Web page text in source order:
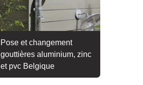
Pose et changement
gouttières aluminium, zinc
et pvc Belgique